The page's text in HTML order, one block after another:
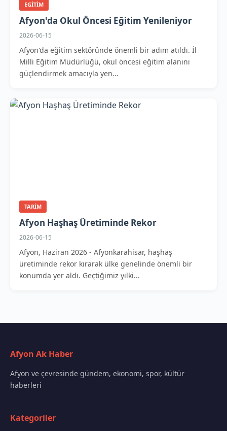
EGITIM
Afyon'da Okul Öncesi Eğitim Yenileniyor
2026-06-15
Afyon'da eğitim sektöründe önemli bir adım atıldı. İl
Milli Eğitim Müdürlüğü, okul öncesi eğitim alanını
güçlendirmek amacıyla yen...
TARIM
Afyon Haşhaş Üretiminde Rekor
2026-06-15
Afyon, Haziran 2026 - Afyonkarahisar, haşhaş
üretiminde rekor kırarak ülke genelinde önemli bir
konumda yer aldı. Geçtiğimiz yılki...
Afyon Ak Haber
Afyon ve çevresinde gündem, ekonomi, spor, kültür
haberleri
Kategoriler